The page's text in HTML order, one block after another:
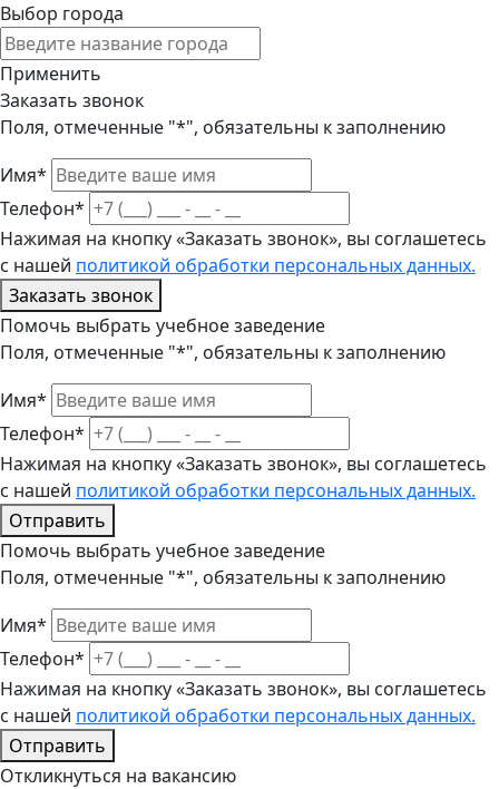
Выбор города
Применить
Заказать звонок
Поля, отмеченные "*", обязательны к заполнению
Имя*
Телефон*
Нажимая на кнопку «Заказать звонок», вы соглашетесь
с нашей политикой обработки персональных данных.
Заказать звонок
Помочь выбрать учебное заведение
Поля, отмеченные "*", обязательны к заполнению
Имя*
Телефон*
Нажимая на кнопку «Заказать звонок», вы соглашетесь
с нашей политикой обработки персональных данных.
Отправить
Помочь выбрать учебное заведение
Поля, отмеченные "*", обязательны к заполнению
Имя*
Телефон*
Нажимая на кнопку «Заказать звонок», вы соглашетесь
с нашей политикой обработки персональных данных.
Отправить
Откликнуться на вакансию